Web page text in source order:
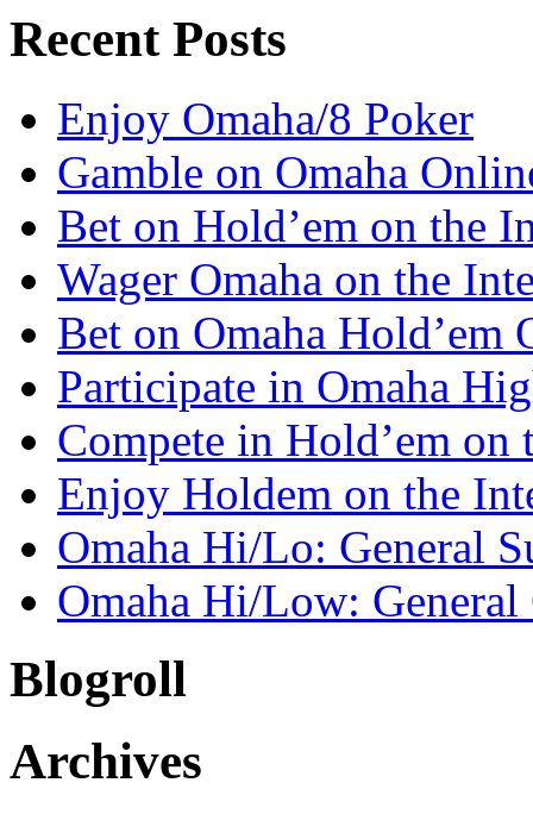
Recent Posts
Enjoy Omaha/8 Poker
Gamble on Omaha
Bet on Hold’em on the
Wager Omaha on the
Bet on Omaha Hold’em
Participate in Omaha
Compete in Hold’em on
Enjoy Holdem on the
Omaha Hi/Lo: General
Omaha Hi/Low:
Blogroll
Archives